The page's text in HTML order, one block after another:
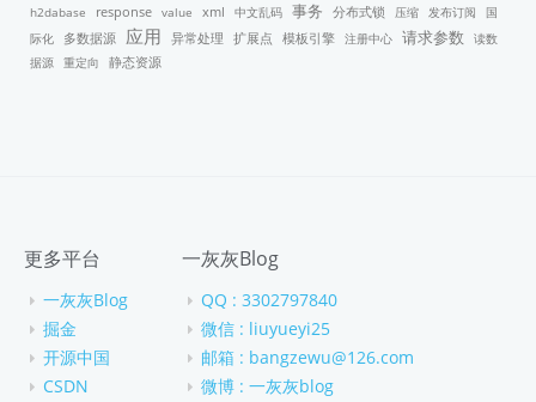
h2dabase
response value xml 中文乱码 事务 分布式锁 压缩 发布订阅
国
际化
多数据源 应用 异常处理 扩展点 模板引擎 注册中心 请求参数
读数
据源 重定向 静态资源
更多平台
一灰灰Blog
掘金
开源中国
CSDN
一灰灰Blog
QQ : 3302797840
微信 : liuyueyi25
邮箱 : bangzewu@126.com
微博 : 一灰灰blog